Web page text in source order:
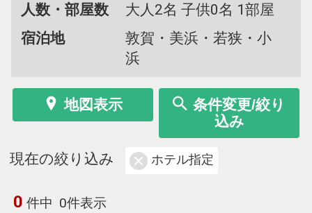
人数・部屋数
大人2名 子供0名 1部屋
宿泊地
敦賀・美浜・若狭・小
浜
地図表示
条件変更/絞り
込み
現在の絞り込み ホテル指定
0 件中 0件表示